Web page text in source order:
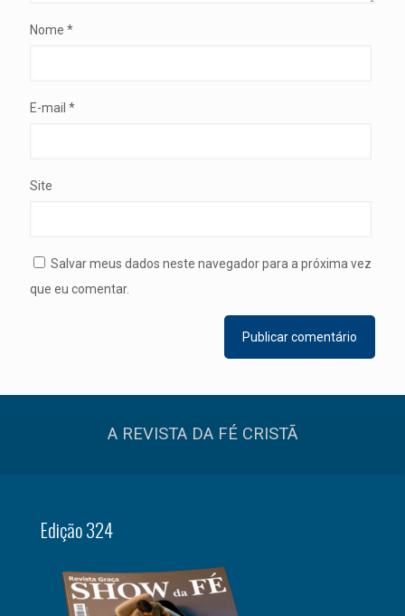
Nome *
E-mail *
Site
Salvar meus dados neste navegador para a próxima vez
que eu comentar.
A REVISTA DA FÉ CRISTÃ
Edição 324